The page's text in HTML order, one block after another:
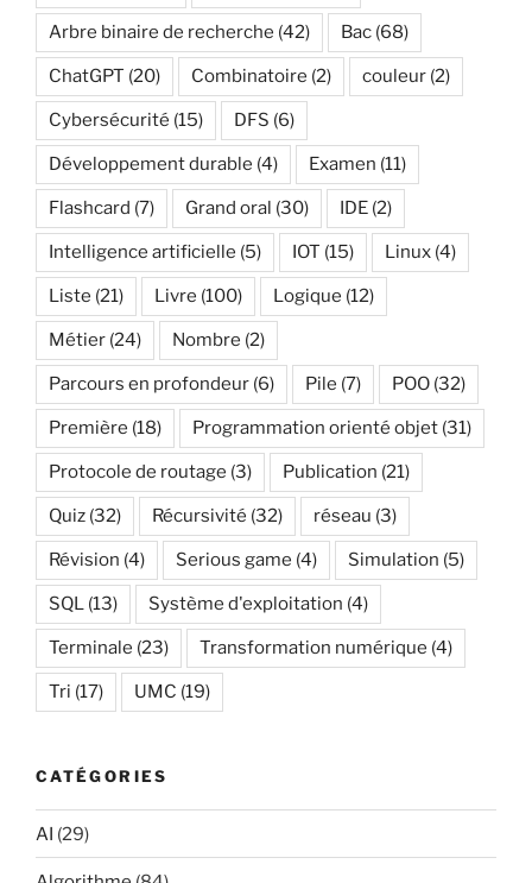
Arbre binaire de recherche (42) Bac (68)
ChatGPT (20) Combinatoire (2) couleur (2)
Cybersécurité (15) DFS (6)
Développement durable (4) Examen (11)
Flashcard (7) Grand oral (30) IDE (2)
Intelligence artificielle (5) IOT (15) Linux (4)
Liste (21) Livre (100) Logique (12)
Métier (24) Nombre (2)
Parcours en profondeur (6) Pile (7) POO (32)
Première (18) Programmation orienté objet (31)
Protocole de routage (3) Publication (21)
Quiz (32) Récursivité (32) réseau (3)
Révision (4) Serious game (4) Simulation (5)
SQL (13) Système d'exploitation (4)
Terminale (23) Transformation numérique (4)
Tri (17) UMC (19)
CATÉGORIES
AI (29)